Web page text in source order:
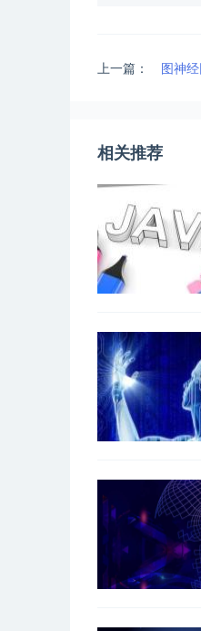
上一篇： 图神
相关推荐